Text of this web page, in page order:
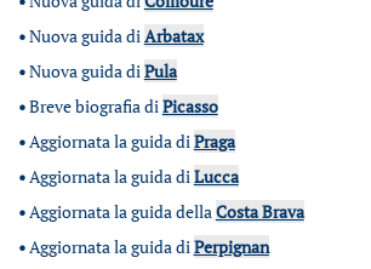
•Nuova guida diArbatax
•Nuova guida diPula
•Breve biografia diPicasso
•Aggiornata la guida diPraga
•Aggiornata la guida diLucca
•Aggiornata la guida dellaCosta Brava
•Aggiornata la guida diPerpignan